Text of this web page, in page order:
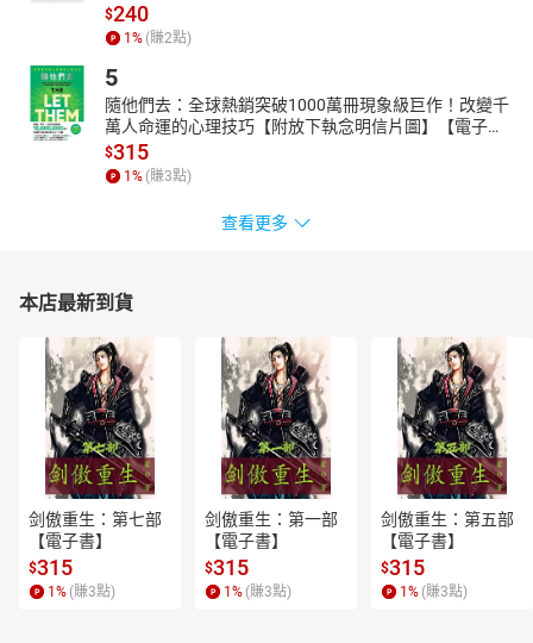
$240
1 % (賺2點)
5
隨他們去：全球熱銷突破1000萬冊現象級巨作！改變千
萬人命運的心理技巧【附放下執念明信片圖】【電子
書】
$315
1 % (賺3點)
查看更多
本店最新到貨
剑傲重生：第七部
【電子書】
$315
1% (賺3點)
剑傲重生：第一部
【電子書】
$315
1% (賺3點)
剑傲重生：第五部
【電子書】
$315
1% (賺3點)